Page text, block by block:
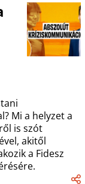
Mi a helyzet a
is szót
akitől
a Fidesz